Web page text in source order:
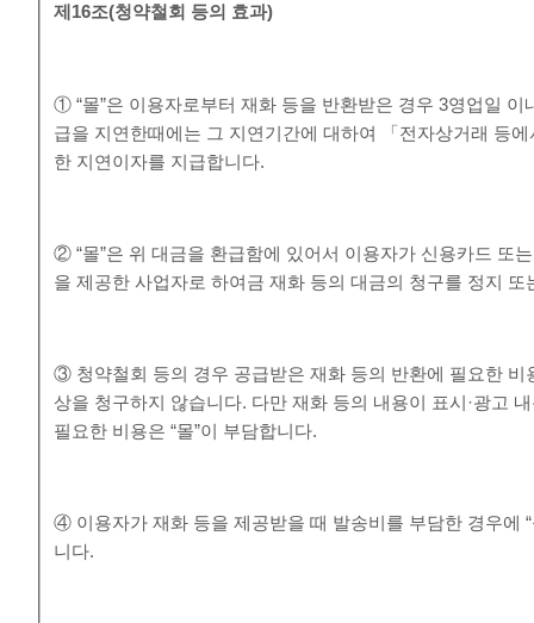
제 16조(청약철회 등의 효과)
① “몰”은 이용자로부터 재화 등을 반환받은 경우 3영업일
급을 지연한때에는 그 지연기간에 대하여 「전자상거래 등
한 지연이자를 지급합니다.
② “몰”은 위 대금을 환급함에 있어서 이용자가 신용카드 또
을 제공한 사업자로 하여금 재화 등의 대금의 청구를 정지
③ 청약철회 등의 경우 공급받은 재화 등의 반환에 필요한 비
상을 청구하지 않습니다. 다만 재화 등의 내용이 표시·광고
필요한 비용은 “몰”이 부담합니다.
④ 이용자가 재화 등을 제공받을 때 발송비를 부담한 경우에
니다.